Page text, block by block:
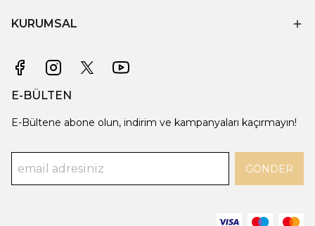
KURUMSAL
E-BÜLTEN
E-Bültene abone olun, indirim ve kampanyaları kaçırmayın!
GÖNDER